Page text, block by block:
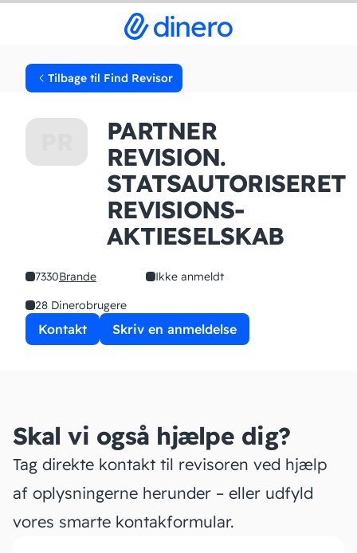
Tilbage til Find Revisor
PARTNER
REVISION.
STATSAUTORISERET
REVISIONS­
AKTIESELSKAB
7330Brande
Ikke anmeldt
28 Dinerobrugere
Kontakt Skriv en anmeldelse
Skal vi også hjælpe dig?
Tag direkte kontakt til revisoren ved hjælp
af oplysningerne herunder – eller udfyld
vores smarte kontakformular.